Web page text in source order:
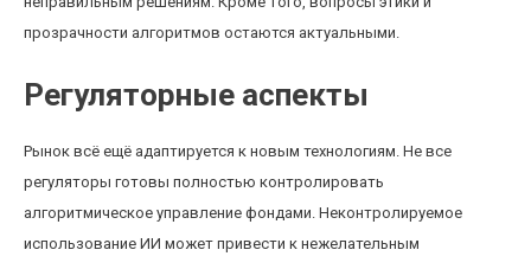
прозрачности алгоритмов остаются актуальными.
Регуляторные аспекты
Рынок всё ещё адаптируется к новым технологиям. Не все
регуляторы готовы полностью контролировать
алгоритмическое управление фондами. Неконтролируемое
использование ИИ может привести к нежелательным